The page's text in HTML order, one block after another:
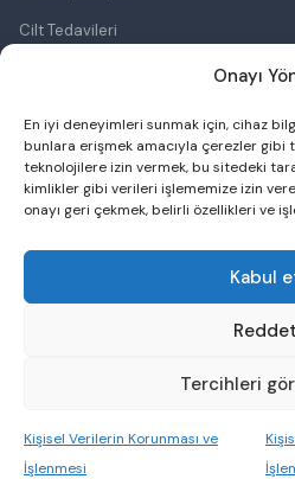
Onayı
En iyi deneyimleri sunmak için, cihaz
bunlara erişmek amacıyla çerezler gibi
teknolojilere izin vermek, bu sitedeki
kimlikler gibi verileri işlememize izin
onayı geri çekmek, belirli özellikleri ve
Kabul
Reddet
Tercihleri
Kişisel Verilerin Korunması ve
İşlenmesi
Cilt Tedavileri
Bölgesel Zayıflama
Botoks
© 2026 Özel Esmer Life